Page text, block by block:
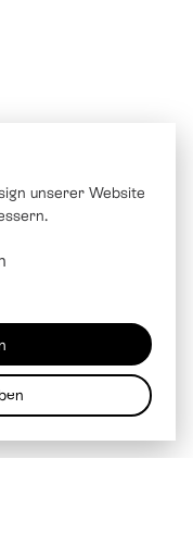
unserer Website